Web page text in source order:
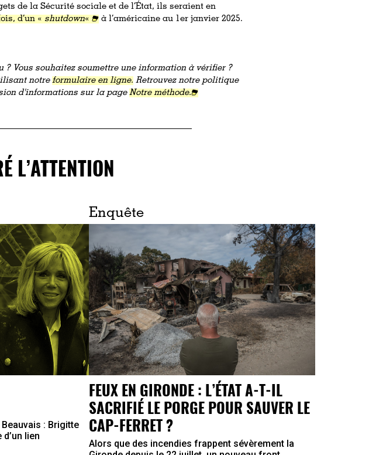
de la Sécurité sociale et de l’État, ils seraient en
d’un «shutdown« à l’américaine au 1er janvier 2025.
? Vous souhaitez soumettre une information à vérifier ?
notreformulaire en ligne. Retrouvez notre politique
d'informations sur la pageNotre méthode.
L’ATTENTION
: Brigitte
lien
Enquête
FEUX EN GIRONDE : L’ÉTAT A-T-IL
SACRIFIÉ LE PORGE POUR SAUVER LE
CAP-FERRET ?
Alors que des incendies frappent sévèrement la